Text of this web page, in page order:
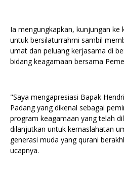
Ia mengungkapkan, kunjungan ke
untuk bersilaturrahmi sambil
umat dan peluang kerjasama di
bidang keagamaan bersama
"Saya mengapresiasi Bapak
Padang yang dikenal sebagai
program keagamaan yang telah
dilanjutkan untuk kemaslahatan
generasi muda yang qurani
ucapnya.